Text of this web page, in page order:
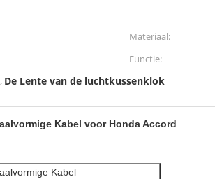
Materiaal:
Functie:
, De Lente van de luchtkussenklok
Kabel voor Honda Accord
Kabel